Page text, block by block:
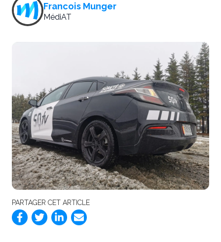
Francois Munger
MédiAT
PARTAGER CET ARTICLE